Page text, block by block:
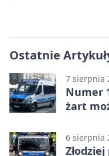
Ostatnie
7 sierpnia
Numer
żart
6 sierpnia